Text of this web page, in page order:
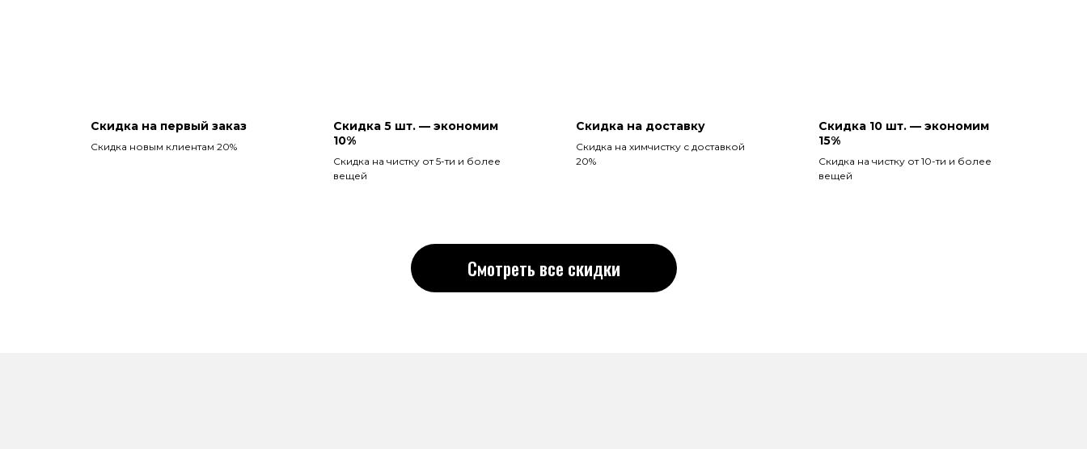
Скидка на первый заказ
Скидка новым клиентам 20%
Скидка 5 шт. — экономим
10%
Скидка на чистку от 5-ти и более
вещей
Скидка на доставку
Скидка на химчистку с доставкой
20%
Скидка 10 шт. — экономим
15%
Скидка на чистку от 10-ти и более
вещей
Смотреть все скидки